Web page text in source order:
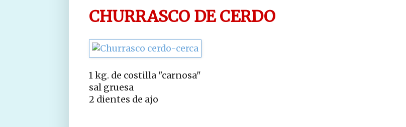
CHURRASCO DE CERDO
1 kg. de costilla "carnosa"
sal gruesa
2 dientes de ajo